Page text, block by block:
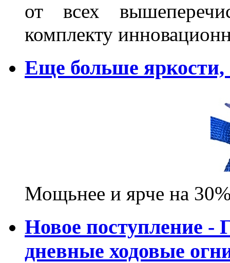
от всех
комплекту
Еще больше
Мощьнее и ярче на
Новое поступление -
дневные ходовые